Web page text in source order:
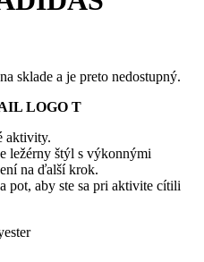
sklade a je preto nedostupný.
LOGO T
aktivity.
ležérny štýl s výkonnými
na ďalší krok.
pot, aby ste sa pri aktivite cítili